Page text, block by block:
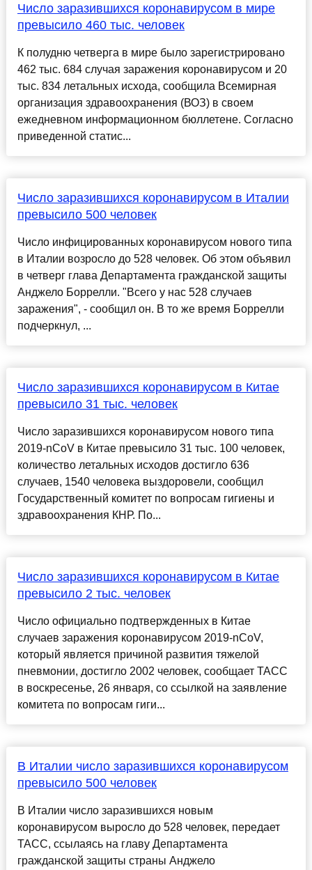
Число заразившихся коронавирусом в мире
превысило 460 тыс. человек
К полудню четверга в мире было зарегистрировано
462 тыс. 684 случая заражения коронавирусом и 20
тыс. 834 летальных исхода, сообщила Всемирная
организация здравоохранения (ВОЗ) в своем
ежедневном информационном бюллетене. Согласно
приведенной статис...
Число заразившихся коронавирусом в Италии
превысило 500 человек
Число инфицированных коронавирусом нового типа
в Италии возросло до 528 человек. Об этом объявил
в четверг глава Департамента гражданской защиты
Анджело Боррелли. "Всего у нас 528 случаев
заражения", - сообщил он. В то же время Боррелли
подчеркнул, ...
Число заразившихся коронавирусом в Китае
превысило 31 тыс. человек
Число заразившихся коронавирусом нового типа
2019-nCoV в Китае превысило 31 тыс. 100 человек,
количество летальных исходов достигло 636
случаев, 1540 человека выздоровели, сообщил
Государственный комитет по вопросам гигиены и
здравоохранения КНР. По...
Число заразившихся коронавирусом в Китае
превысило 2 тыс. человек
Число официально подтвержденных в Китае
случаев заражения коронавирусом 2019-nCoV,
который является причиной развития тяжелой
пневмонии, достигло 2002 человек, сообщает ТАСС
в воскресенье, 26 января, со ссылкой на заявление
комитета по вопросам гиги...
В Италии число заразившихся коронавирусом
превысило 500 человек
В Италии число заразившихся новым
коронавирусом выросло до 528 человек, передает
ТАСС, ссылаясь на главу Департамента
гражданской защиты страны Анджело